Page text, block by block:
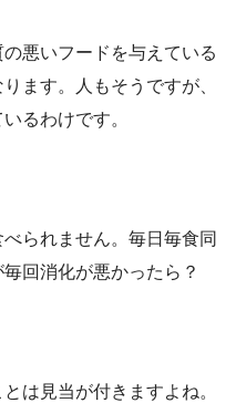
悪いフードを与えている
ます。人もそうですが、
るわけです。
られません。毎日毎食同
回消化が悪かったら？
は見当が付きますよね。